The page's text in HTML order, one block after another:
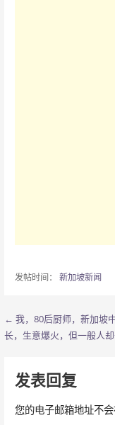
发帖时间： 新加坡新闻
文
导
航
← 我，80后厨师，新加坡
长，生意爆火，但一般人
发表回复
您的电子邮箱地址不会